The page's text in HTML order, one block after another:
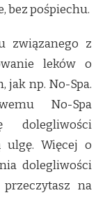
bez pośpiechu.
związanego z
leków o
jak np. No-Spa.
No-Spa
dolegliwości
ulgę. Więcej o
dolegliwości
na